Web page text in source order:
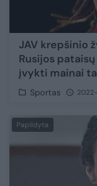
JAV krepšinio
Rusijos
įvykti mainai
Sportas
Papildyta